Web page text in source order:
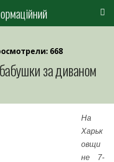
668
за диваном
На
Харьк
овщи
не 7-